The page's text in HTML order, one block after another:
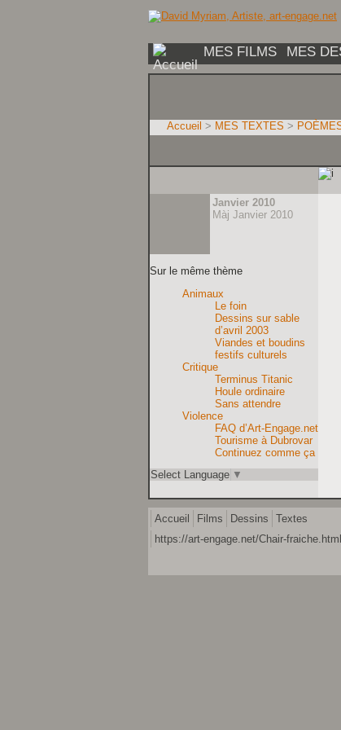
Janvier 2010
Màj Janvier 2010
Sur le même thème
Animaux
Le foin
Dessins sur sable
d’avril 2003
Viandes et boudins
festifs culturels
Critique
Terminus Titanic
Houle ordinaire
Sans attendre
Violence
FAQ d’Art-Engage.net
Tourisme à Dubrovar
Continuez comme ça
Select Language ▼
Accueil > MES TEXTES >
Accueil Films Dessins
Textes
https://art-engage.net/Chair-fraiche.html
MES FILMS MES